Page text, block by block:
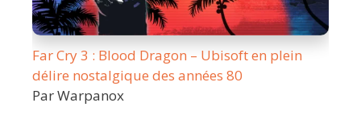
Far Cry 3 : Blood Dragon – Ubisoft en plein
délire nostalgique des années 80
Par Warpanox